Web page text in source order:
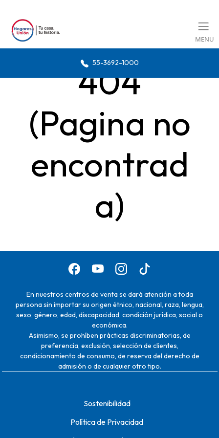
MENU
55-3692-1000
404
(Pagina no
encontrad
a)
En nuestros centros de venta se dará atención a toda
persona sin importar su origen étnico, nacional, raza, lengua,
sexo, género, edad, discapacidad, condición jurídica, social o
económica.
Asimismo, se prohíben prácticas discriminatorias, de
preferencia, exclusión, selección de clientes,
condicionamiento de consumo, de reserva del derecho de
admisión o de cualquier otro tipo.
Sostenibilidad
Política de Privacidad